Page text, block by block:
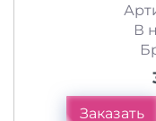
В
Заказать